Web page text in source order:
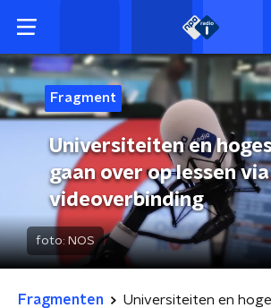
Fragment
Universiteiten en
gaan over op lessen via
videoverbinding
foto: NOS
Fragmenten